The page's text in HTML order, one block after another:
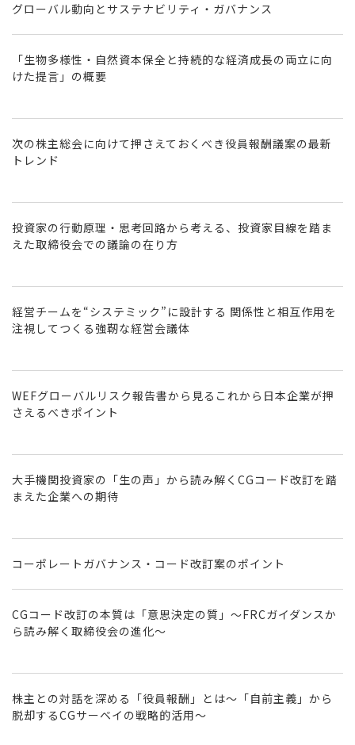
グローバル動向とサステナビリティ・ガバナンス
「生物多様性・自然資本保全と持続的な経済成長の両立に向
けた提言」の概要
次の株主総会に向けて押さえておくべき役員報酬議案の最新
トレンド
投資家の行動原理・思考回路から考える、投資家目線を踏ま
えた取締役会での議論の在り方
経営チームを“システミック”に設計する 関係性と相互作用を
注視してつくる強靭な経営会議体
WEFグローバルリスク報告書から見るこれから日本企業が押
さえるべきポイント
大手機関投資家の「生の声」から読み解くCGコード改訂を踏
まえた企業への期待
コーポレートガバナンス・コード改訂案のポイント
CGコード改訂の本質は「意思決定の質」～FRCガイダンスか
ら読み解く取締役会の進化～
株主との対話を深める「役員報酬」とは～「自前主義」から
脱却するCGサーベイの戦略的活用～